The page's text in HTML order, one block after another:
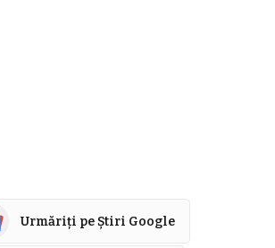
Urmăriți pe Știri Google